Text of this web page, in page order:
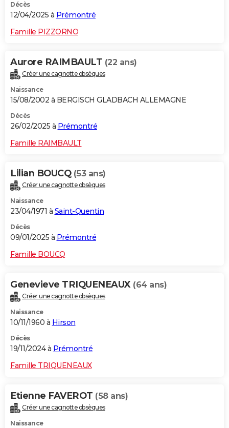
Décès
12/04/2025 à Prémontré
Famille PIZZORNO
Aurore RAIMBAULT (22 ans)
Créer une cagnotte obsèques
Naissance
15/08/2002 à BERGISCH GLADBACH ALLEMAGNE
Décès
26/02/2025 à Prémontré
Famille RAIMBAULT
Lilian BOUCQ (53 ans)
Créer une cagnotte obsèques
Naissance
23/04/1971 à Saint-Quentin
Décès
09/01/2025 à Prémontré
Famille BOUCQ
Genevieve TRIQUENEAUX (64 ans)
Créer une cagnotte obsèques
Naissance
10/11/1960 à Hirson
Décès
19/11/2024 à Prémontré
Famille TRIQUENEAUX
Etienne FAVEROT (58 ans)
Créer une cagnotte obsèques
Naissance